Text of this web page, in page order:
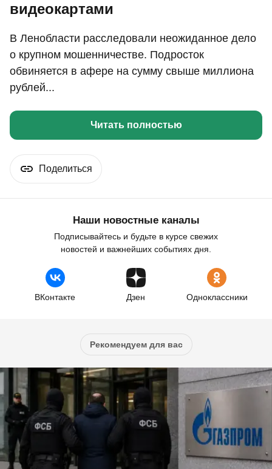
видеокартами
В Ленобласти расследовали неожиданное дело
о крупном мошенничестве. Подросток
обвиняется в афере на сумму свыше миллиона
рублей...
Читать полностью
Поделиться
Наши новостные каналы
Подписывайтесь и будьте в курсе свежих
новостей и важнейших событиях дня.
ВКонтакте Дзен Одноклассники
Рекомендуем для вас